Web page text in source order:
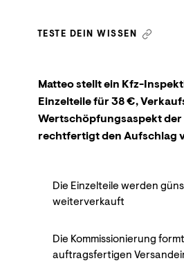
TESTE DEIN WISSEN
Matteo stellt ein Kfz-
Einzelteile für 38 €,
Wertschöpfungsaspekt
rechtfertigt den Aufschlag
Die Einzelteile werden
weiterverkauft
Die Kommissionierung
auftragsfertigen